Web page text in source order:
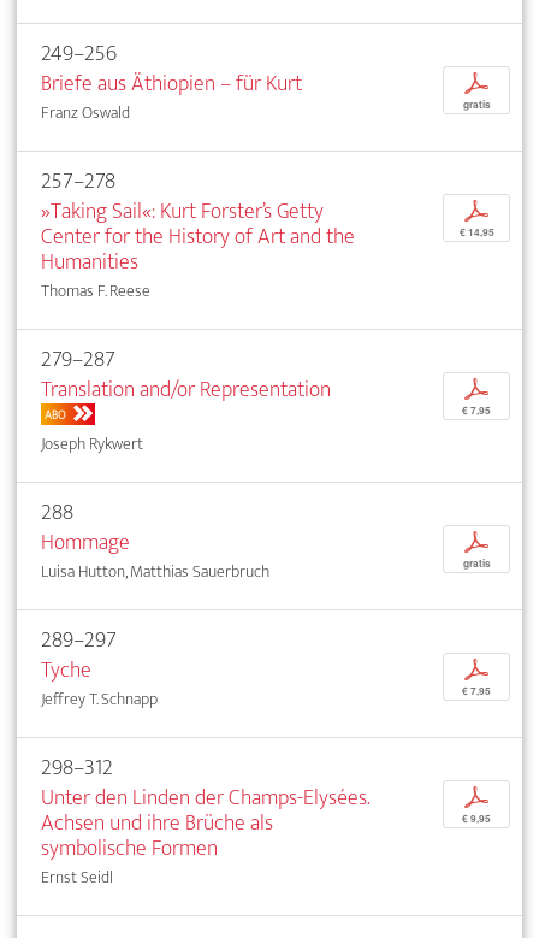
249–256
Briefe aus Äthiopien – für Kurt
Franz Oswald
p
gratis
257–278
»Taking Sail«: Kurt Forster’s Getty
Center for the History of Art and the
Humanities
Thomas F. Reese
p
€ 14,95
279–287
Translation and/or Representation
ABO
Joseph Rykwert
p
€ 7,95
288
Hommage
Luisa Hutton, Matthias Sauerbruch
p
gratis
289–297
Tyche
Jeffrey T. Schnapp
p
€ 7,95
298–312
Unter den Linden der Champs-Elysées.
Achsen und ihre Brüche als
symbolische Formen
Ernst Seidl
p
€ 9,95